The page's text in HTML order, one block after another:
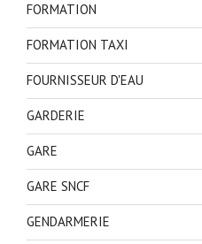
FORMATION
FORMATION TAXI
FOURNISSEUR D'EAU
GARDERIE
GARE
GARE SNCF
GENDARMERIE